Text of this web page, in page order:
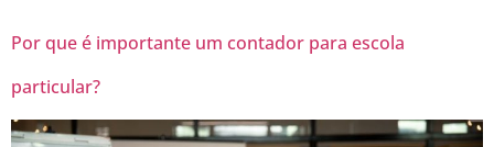
Por que é importante um contador para escola
particular?